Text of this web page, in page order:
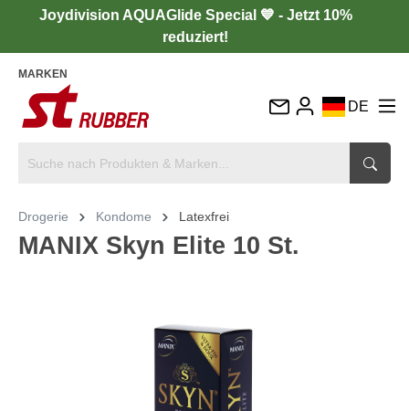
Joydivision AQUAGlide Special 💙 - Jetzt 10%
reduziert!
MARKEN
DE
IT
Drogerie Kondome Latexfrei
MANIX Skyn Elite 10 St.